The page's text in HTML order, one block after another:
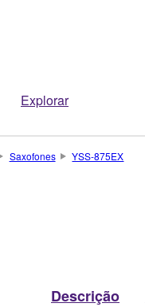
Explorar
Saxofones YSS-875EX
Descrição